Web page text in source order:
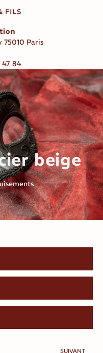
75010 Paris
47 84
beige
SUIVANT